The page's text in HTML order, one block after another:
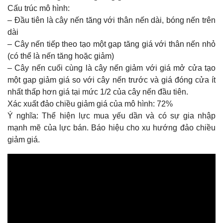
Bài 3: Công cụ Ứng dụng thông dụng cho Phân Tích Kỹ
Thuật
Bài 4: Các loại Đồ Thị Cơ Bản và Biểu Đồ Nến
Bài 5.1: Đồ thị hình Nến – Các mẫu hình Nến
Bài 5.2: Đồ thị hình Nến – Các mẫu hình Nến (tt)
Bài 6: Các Công cụ Phân Tích Kỹ Thuật
Bài 7.1: Mô hình Giá Cơ Bản
Bài 7.2: Mô hình Giá Cơ Bản (tt)
Cấu trúc mô hình:
– Đầu tiên là cây nến tăng với thân nến dài, bóng nến trên
dài
– Cây nến tiếp theo tạo một gap tăng giá với thân nến nhỏ
(có thể là nến tăng hoặc giảm)
– Cây nến cuối cùng là cây nến giảm với giá mở cửa tạo
một gap giảm giá so với cây nến trước và giá đóng cửa ít
nhất thấp hơn giá tại mức 1/2 của cây nến đầu tiên.
Xác xuất đảo chiều giảm giá của mô hình: 72%
Ý nghĩa: Thể hiện lực mua yếu dần và có sự gia nhập
mạnh mẽ của lực bán. Báo hiệu cho xu hướng đảo chiều
giảm giá.